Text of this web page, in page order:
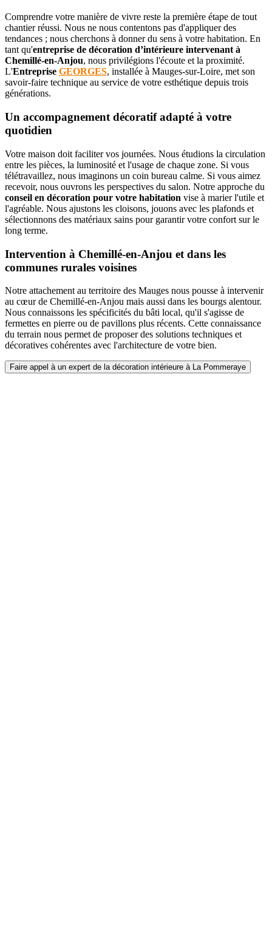
Comprendre votre manière de vivre reste la première étape de tout
chantier réussi. Nous ne nous contentons pas d'appliquer des
tendances ; nous cherchons à donner du sens à votre habitation. En
tant qu'entreprise de décoration d’intérieure intervenant à
Chemillé-en-Anjou, nous privilégions l'écoute et la proximité.
L'Entreprise GEORGES, installée à Mauges-sur-Loire, met son
savoir-faire technique au service de votre esthétique depuis trois
générations.
Un accompagnement décoratif adapté à votre
quotidien
Votre maison doit faciliter vos journées. Nous étudions la circulation
entre les pièces, la luminosité et l'usage de chaque zone. Si vous
télétravaillez, nous imaginons un coin bureau calme. Si vous aimez
recevoir, nous ouvrons les perspectives du salon. Notre approche du
conseil en décoration pour votre habitation vise à marier l'utile et
l'agréable. Nous ajustons les cloisons, jouons avec les plafonds et
sélectionnons des matériaux sains pour garantir votre confort sur le
long terme.
Intervention à Chemillé-en-Anjou et dans les
communes rurales voisines
Notre attachement au territoire des Mauges nous pousse à intervenir
au cœur de Chemillé-en-Anjou mais aussi dans les bourgs alentour.
Nous connaissons les spécificités du bâti local, qu'il s'agisse de
fermettes en pierre ou de pavillons plus récents. Cette connaissance
du terrain nous permet de proposer des solutions techniques et
décoratives cohérentes avec l'architecture de votre bien.
Faire appel à un expert de la décoration intérieure à La Pommeraye